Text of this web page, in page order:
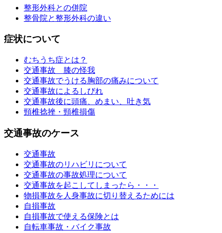
整形外科との併院
整骨院と整形外科の違い
症状について
むちうち症とは？
交通事故 膝の怪我
交通事故でうける胸部の痛みについて
交通事故によるしびれ
交通事故後に頭痛、めまい、吐き気
頸椎捻挫・頸椎損傷
交通事故のケース
交通事故
交通事故のリハビリについて
交通事故の事故処理について
交通事故を起こしてしまったら・・・
物損事故を人身事故に切り替えるためには
自損事故
自損事故で使える保険とは
自転車事故・バイク事故